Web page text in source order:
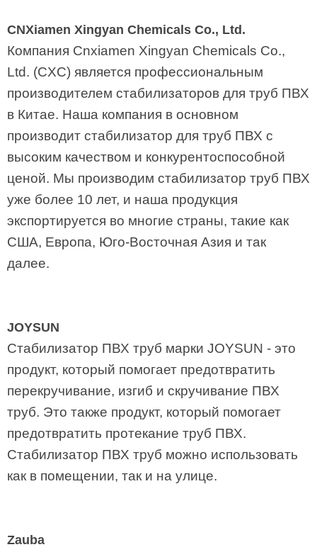
CNXiamen Xingyan Chemicals Co., Ltd.
Компания Cnxiamen Xingyan Chemicals Co.,
Ltd. (CXC) является профессиональным
производителем стабилизаторов для труб ПВХ
в Китае. Наша компания в основном
производит стабилизатор для труб ПВХ с
высоким качеством и конкурентоспособной
ценой. Мы производим стабилизатор труб ПВХ
уже более 10 лет, и наша продукция
экспортируется во многие страны, такие как
США, Европа, Юго-Восточная Азия и так
далее.
JOYSUN
Стабилизатор ПВХ труб марки JOYSUN - это
продукт, который помогает предотвратить
перекручивание, изгиб и скручивание ПВХ
труб. Это также продукт, который помогает
предотвратить протекание труб ПВХ.
Стабилизатор ПВХ труб можно использовать
как в помещении, так и на улице.
Zauba